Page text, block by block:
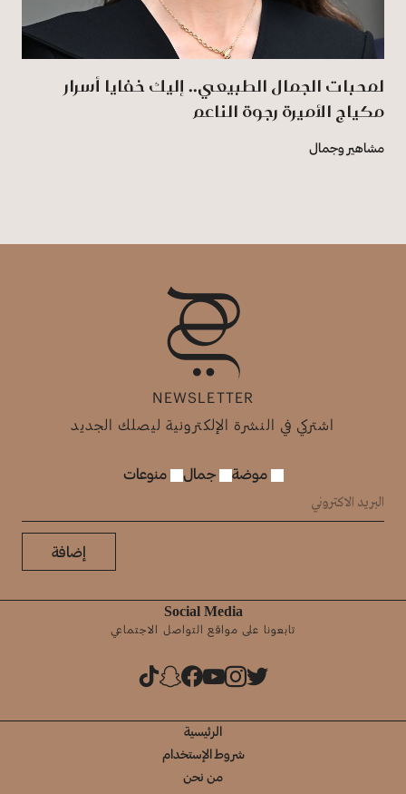
لمحبات الجمال الطبيعي.. إليك خفايا أسرار
مكياج الأميرة رجوة الناعم
مشاهير وجمال
NEWSLETTER
اشتركي في النشرة الإلكترونية ليصلك الجديد
موضة جمال منوعات
إضافة
Social Media
تابعونا على مواقع التواصل الاجتماعي
الرئيسية
شروط الإستخدام
من نحن